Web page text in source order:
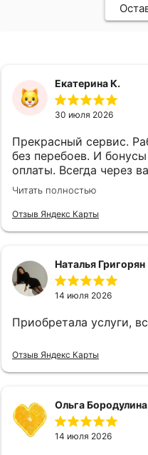
Екатерина К.
30 июля 2026
Прекрасный сервис.
без перебоев. И
оплаты. Всегда через
Спасибо, что вы есть)
Читать полностью
Отзыв Яндекс Карты
Наталья Григорян
14 июля 2026
Приобретала услуги,
Отзыв Яндекс Карты
Ольга Бородулина
14 июля 2026